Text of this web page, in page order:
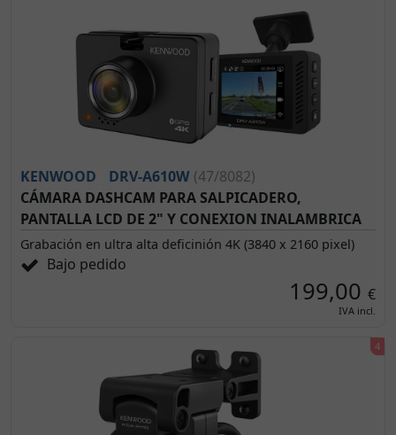
KENWOOD DRV-A610W (47/8082)
CÁMARA DASHCAM PARA SALPICADERO,
PANTALLA LCD DE 2" Y CONEXION INALAMBRICA
Grabación en ultra alta deficinión 4K (3840 x 2160 pixel)
Bajo pedido
199,00 €
IVA incl.